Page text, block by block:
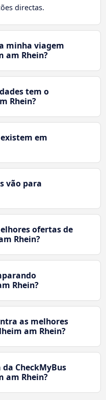
directas.
minha viagem
am Rhein?
tem o
Rhein?
em
vão para
ofertas de
Rhein?
Rhein?
as melhores
am Rhein?
CheckMyBus
am Rhein?